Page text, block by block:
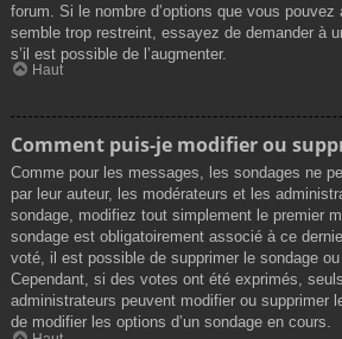
forum. Si le nombre d’options que vous
semble trop restreint, essayez de demander à
s’il est possible de l’augmenter.
Haut
Comment puis-je modifier ou
Comme pour les messages, les sondages ne
par leur auteur, les modérateurs et les
sondage, modifiez tout simplement le premier
sondage est obligatoirement associé à ce
voté, il est possible de supprimer le sondage
Cependant, si des votes ont été exprimés,
administrateurs peuvent modifier ou supprimer
de modifier les options d’un sondage en cours.